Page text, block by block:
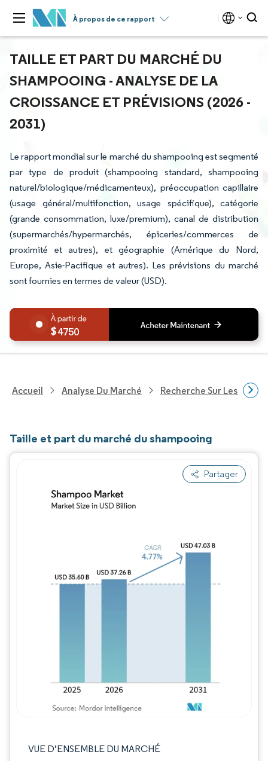
À propos de ce rapport
TAILLE ET PART DU MARCHÉ DU
SHAMPOOING - ANALYSE DE LA
CROISSANCE ET PRÉVISIONS (2026 -
2031)
Le rapport mondial sur le marché du shampooing est segmenté
par type de produit (shampooing standard, shampooing
naturel/biologique/médicamenteux), préoccupation capillaire
(usage général/multifonction, usage spécifique), catégorie
(grande consommation, luxe/premium), canal de distribution
(supermarchés/hypermarchés, épiceries/commerces de
proximité et autres), et géographie (Amérique du Nord,
Europe, Asie-Pacifique et autres). Les prévisions du marché
sont fournies en termes de valeur (USD).
4750
Accueil Analyse Du Marché Recherche Sur Les
Taille et part du marché du shampooing
Partager
VUE D’ENSEMBLE DU MARCHÉ